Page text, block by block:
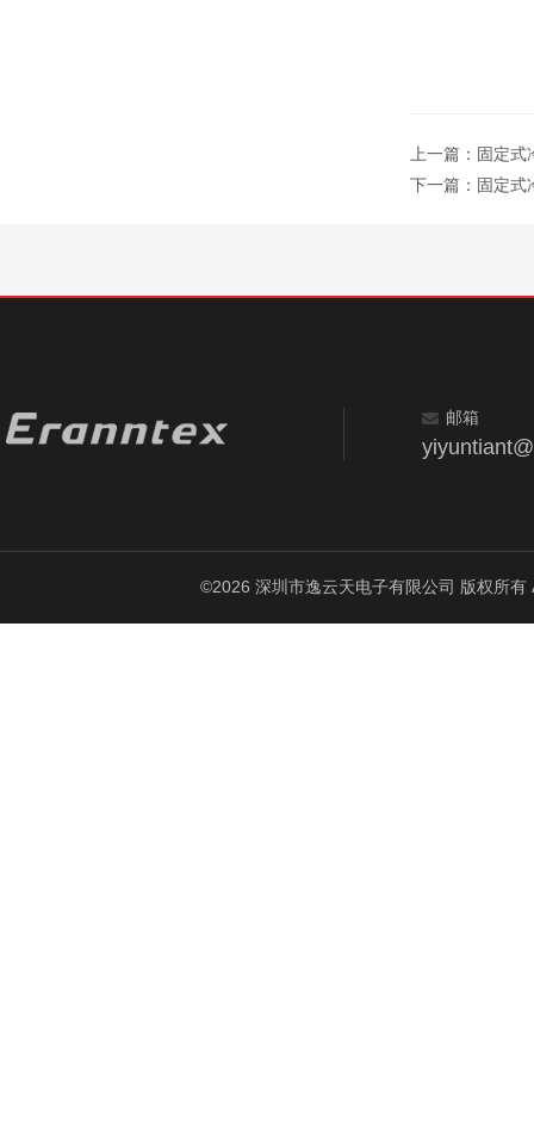
上一篇： 固定式
下一篇： 固定式
邮箱
©2026 深圳市逸云天电子有限公司 版权所有